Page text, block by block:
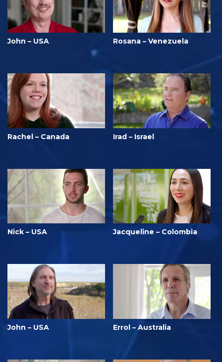
John – USA Rosana – Venezuela
Rachel – Canada Irad – Israel
Nick – USA Jacqueline – Colombia
John – USA Errol – Australia